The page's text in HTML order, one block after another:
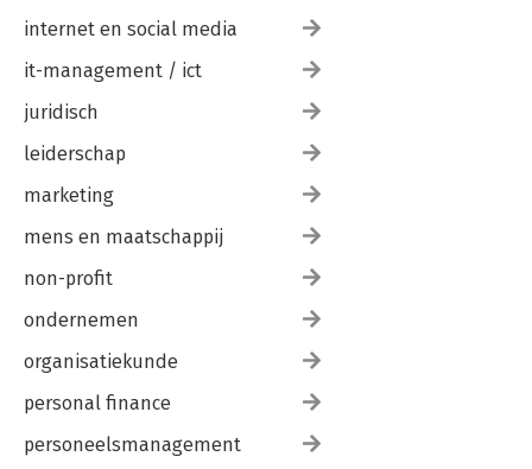
internet en social media
it-management / ict
juridisch
leiderschap
marketing
mens en maatschappij
non-profit
ondernemen
organisatiekunde
personal finance
personeelsmanagement